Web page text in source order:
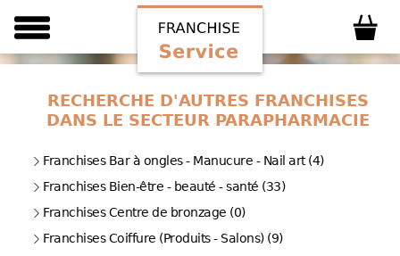
RECHERCHE D'AUTRES FRANCHISES
DANS LE SECTEUR PARAPHARMACIE
Franchises Bar à ongles - Manucure - Nail art (4)
Franchises Bien-être - beauté - santé (33)
Franchises Centre de bronzage (0)
Franchises Coiffure (Produits - Salons) (9)